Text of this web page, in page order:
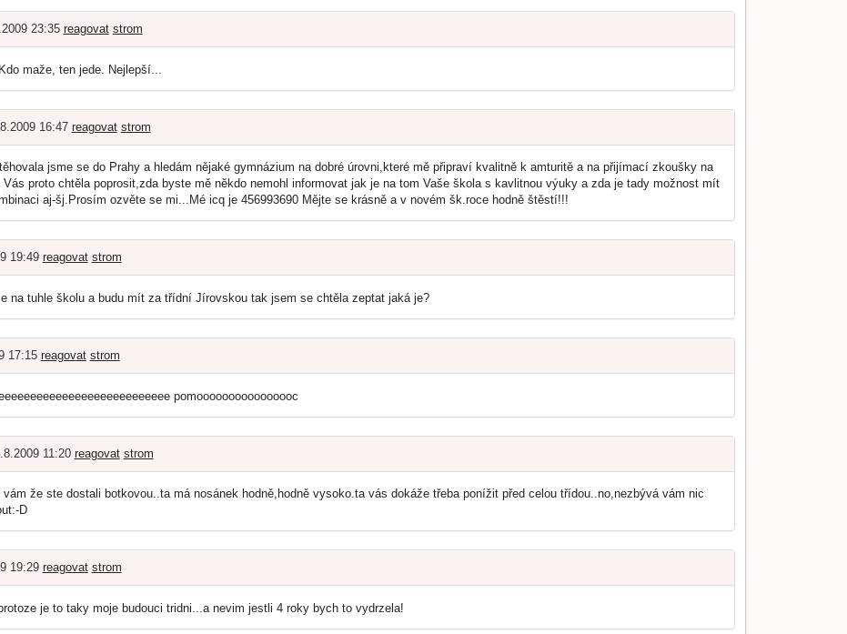
23:35 reagovat strom
maže, ten jede. Nejlepší...
16:47 reagovat strom
jsme se do Prahy a hledám nějaké gymnázium na dobré úrovni,které mě připraví kvalitně k amturitě a na přijímací zkoušky na
proto chtěla poprosit,zda byste mě někdo nemohl informovat jak je na tom Vaše škola s kavlitnou výuky a zda je tady možnost mít
aj-šj.Prosím ozvěte se mi...Mé icq je 456993690 Mějte se krásně a v novém šk.roce hodně štěstí!!!
19:49 reagovat strom
na tuhle školu a budu mít za třídní Jírovskou tak jsem se chtěla zeptat jaká je?
17:15 reagovat strom
pomoooooooooooooooc
11:20 reagovat strom
vám že ste dostali botkovou..ta má nosánek hodně,hodně vysoko.ta vás dokáže třeba ponížit před celou třídou..no,nezbývá vám nic
D
19:29 reagovat strom
je to taky moje budouci tridni...a nevim jestli 4 roky bych to vydrzela!